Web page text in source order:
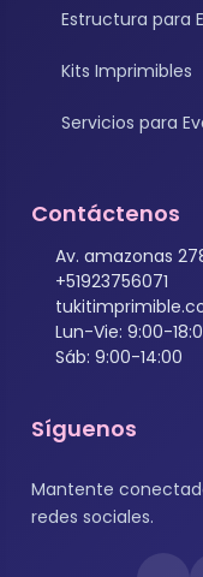
Estructura para
Kits Imprimibles
Servicios para
Contáctenos
Av. amazonas
+51923756071
Lun-Vie: 9:00-
Sáb: 9:00-14:00
Síguenos
Mantente
redes sociales.